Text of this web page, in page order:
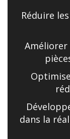
Réduire
dans la